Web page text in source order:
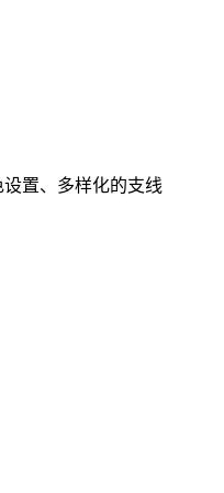
置、多样化的支线